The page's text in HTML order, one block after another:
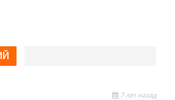
7 лет назад